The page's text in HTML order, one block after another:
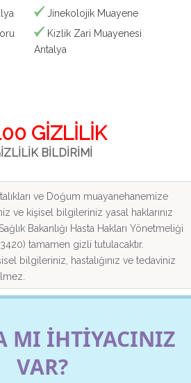
Jinekolojik Muayene
Kizlik Zari Muayenesi
Antalya
GİZLİLİK
BİLDİRİMİ
ve Doğum muayanehanemize
ve kişisel bilgileriniz yasal haklarınız
Bakanlığı Hasta Hakları Yönetmeliği
tamamen gizli tutulacaktır.
bilgileriniz, hastalığınız ve tedaviniz
MI İHTİYACINIZ
VAR?